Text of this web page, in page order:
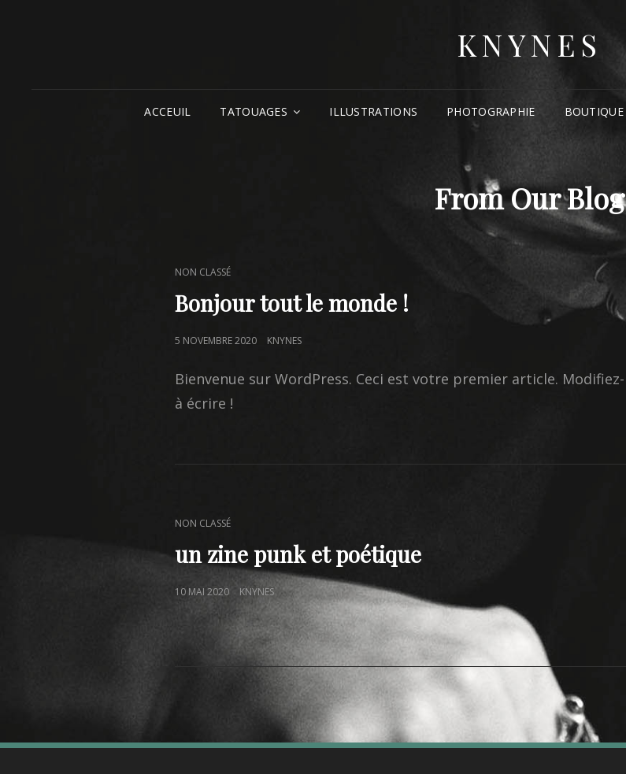
KNYNES
ACCEUIL TATOUAGES ILLUSTRATIONS PHOTOGRAPHIE BOUTIQUE
From Our Blog
CAT
LINKS
NON CLASSÉ
Bonjour tout le monde !
POSTED
5 NOVEMBRE 2020 KNYNES
Bienvenue sur WordPress. Ceci est votre premier article.
à écrire !
CAT
NON CLASSÉ
un zine punk et poétique
POSTED
10 MAI 2020 KNYNES